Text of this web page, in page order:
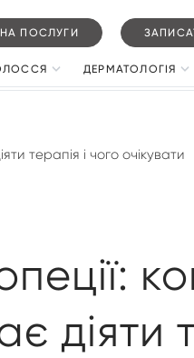
НА ПОСЛУГИ
чоловіків
жінок
ДЕРМАТОЛОГІЯ
Дерматити
Лікування акне
терапія і чого очікувати
діяти